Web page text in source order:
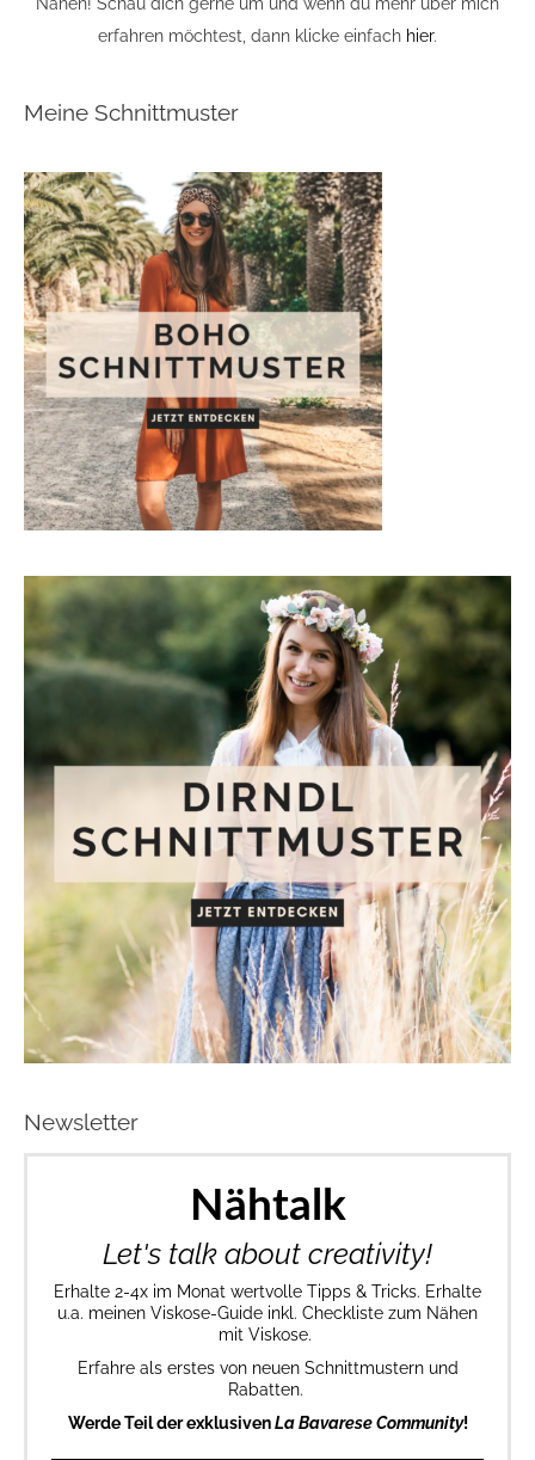
Nähen! Schau dich gerne um und wenn du mehr über mich
erfahren möchtest, dann klicke einfach hier.
Meine Schnittmuster
Newsletter
Nähtalk
Let's talk about creativity!
Erhalte 2-4x im Monat wertvolle Tipps & Tricks. Erhalte
u.a. meinen Viskose-Guide inkl. Checkliste zum Nähen
mit Viskose.
Erfahre als erstes von neuen Schnittmustern und
Rabatten.
Werde Teil der exklusivenLa Bavarese Community!